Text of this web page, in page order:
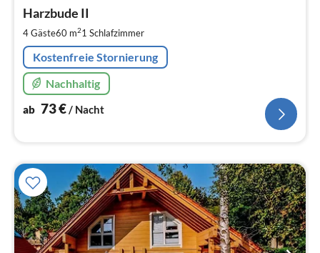
Harzbude II
4 Gäste60 m21 Schlafzimmer
Kostenfreie Stornierung
Nachhaltig
ab 73€/ Nacht